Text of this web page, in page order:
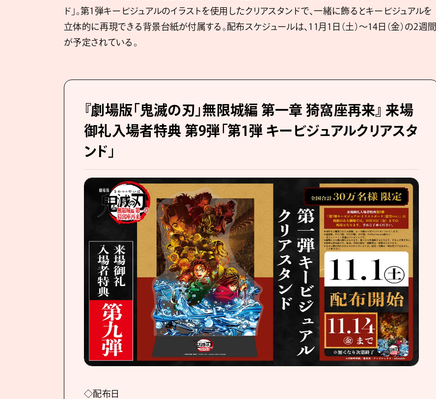
ド」。第1弾キービジュアルのイラストを使用したクリアスタンドで、一緒に飾るとキービジュアルを
立体的に再現できる背景台紙が付属する。配布スケジュールは、11月1日（土）〜14日（金）の2週間
が予定されている。
『劇場版「鬼滅の刃」無限城編 第一章 猗窩座再来』 来場
御礼入場者特典 第9弾「第1弾 キービジュアルクリアスタ
ンド」
◇配布日